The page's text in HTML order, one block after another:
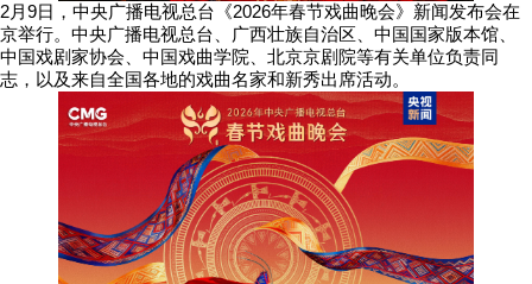
2月9日，中央广播电视总台《2026年春节戏曲晚会》新闻发布会在
京举行。中央广播电视总台、广西壮族自治区、中国国家版本馆、
中国戏剧家协会、中国戏曲学院、北京京剧院等有关单位负责同
志，以及来自全国各地的戏曲名家和新秀出席活动。